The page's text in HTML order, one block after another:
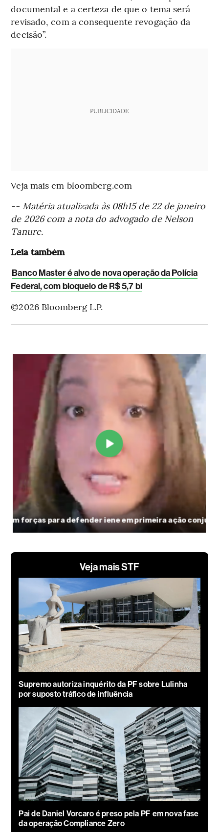
documental e a certeza de que o tema será
revisado, com a consequente revogação da
decisão”.
PUBLICIDADE
Veja mais em bloomberg.com
-- Matéria atualizada às 08h15 de 22 de janeiro
de 2026 com a nota do advogado de Nelson
Tanure.
Leia também
Banco Master é alvo de nova operação da Polícia
Federal, com bloqueio de R$ 5,7 bi
©2026 Bloomberg L.P.
Veja mais STF
Supremo autoriza inquérito da PF sobre Lulinha
por suposto tráfico de influência
Pai de Daniel Vorcaro é preso pela PF em nova fase
da operação Compliance Zero